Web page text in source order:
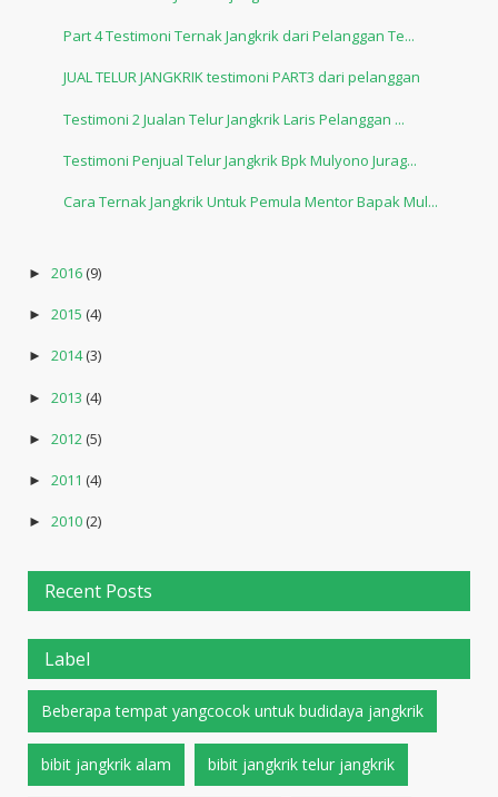
Part 4 Testimoni Ternak Jangkrik dari Pelanggan Te...
JUAL TELUR JANGKRIK testimoni PART3 dari pelanggan
Testimoni 2 Jualan Telur Jangkrik Laris Pelanggan ...
Testimoni Penjual Telur Jangkrik Bpk Mulyono Jurag...
Cara Ternak Jangkrik Untuk Pemula Mentor Bapak Mul...
► 2016(9)
► 2015 (4)
► 2014(3)
► 2013 (4)
► 2012(5)
► 2011 (4)
► 2010(2)
Recent Posts
Label
Beberapa tempat yangcocok untuk budidaya jangkrik
bibit jangkrik alam bibit jangkrik telur jangkrik